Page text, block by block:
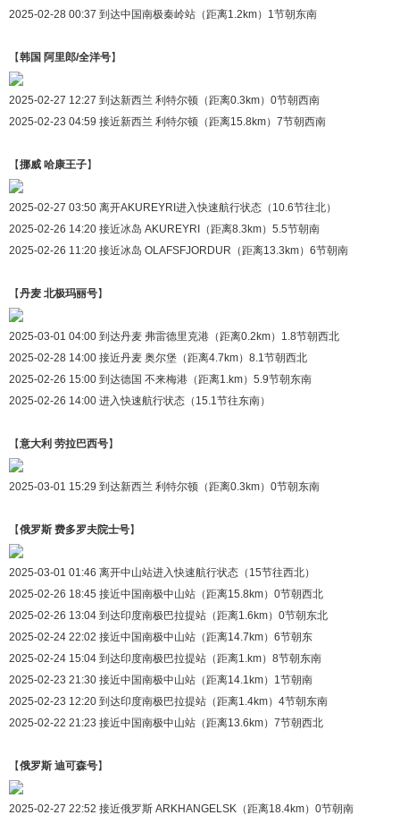
2025-02-28 00:37 到达中国南极秦岭站（距离1.2km）1节朝东南
【韩国 阿里郎/全洋号】
2025-02-27 12:27 到达新西兰 利特尔顿（距离0.3km）0节朝西南
2025-02-23 04:59 接近新西兰 利特尔顿（距离15.8km）7节朝西南
【挪威 哈康王子】
2025-02-27 03:50 离开AKUREYRI进入快速航行状态（10.6节往北）
2025-02-26 14:20 接近冰岛 AKUREYRI（距离8.3km）5.5节朝南
2025-02-26 11:20 接近冰岛 OLAFSFJORDUR（距离13.3km）6节朝南
【丹麦 北极玛丽号】
2025-03-01 04:00 到达丹麦 弗雷德里克港（距离0.2km）1.8节朝西北
2025-02-28 14:00 接近丹麦 奥尔堡（距离4.7km）8.1节朝西北
2025-02-26 15:00 到达德国 不来梅港（距离1.km）5.9节朝东南
2025-02-26 14:00 进入快速航行状态（15.1节往东南）
【意大利 劳拉巴西号】
2025-03-01 15:29 到达新西兰 利特尔顿（距离0.3km）0节朝东南
【俄罗斯 费多罗夫院士号】
2025-03-01 01:46 离开中山站进入快速航行状态（15节往西北）
2025-02-26 18:45 接近中国南极中山站（距离15.8km）0节朝西北
2025-02-26 13:04 到达印度南极巴拉提站（距离1.6km）0节朝东北
2025-02-24 22:02 接近中国南极中山站（距离14.7km）6节朝东
2025-02-24 15:04 到达印度南极巴拉提站（距离1.km）8节朝东南
2025-02-23 21:30 接近中国南极中山站（距离14.1km）1节朝南
2025-02-23 12:20 到达印度南极巴拉提站（距离1.4km）4节朝东南
2025-02-22 21:23 接近中国南极中山站（距离13.6km）7节朝西北
【俄罗斯 迪可森号】
2025-02-27 22:52 接近俄罗斯 ARKHANGELSK（距离18.4km）0节朝南